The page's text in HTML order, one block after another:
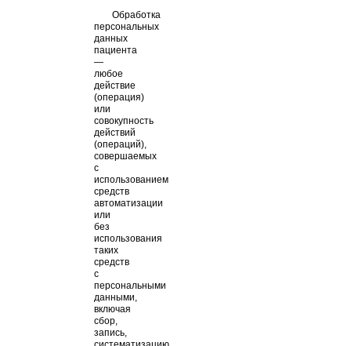
Обработка
персональных
данных
пациента
—
любое
действие
(операция)
или
совокупность
действий
(операций),
совершаемых
с
использованием
средств
автоматизации
или
без
использования
таких
средств
с
персональными
данными,
включая
сбор,
запись,